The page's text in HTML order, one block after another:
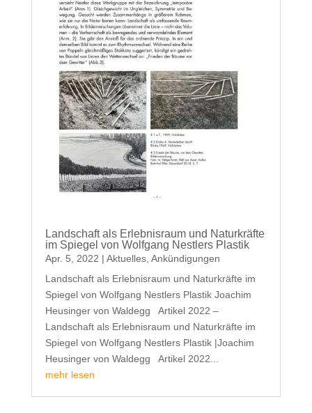
Landschaft als Erlebnisraum und Naturkräfte
im Spiegel von Wolfgang Nestlers Plastik
Apr. 5, 2022 | Aktuelles, Ankündigungen
Landschaft als Erlebnisraum und Naturkräfte im
Spiegel von Wolfgang Nestlers Plastik Joachim
Heusinger von Waldegg Artikel 2022 –
Landschaft als Erlebnisraum und Naturkräfte im
Spiegel von Wolfgang Nestlers Plastik |Joachim
Heusinger von Waldegg Artikel 2022...
mehr lesen